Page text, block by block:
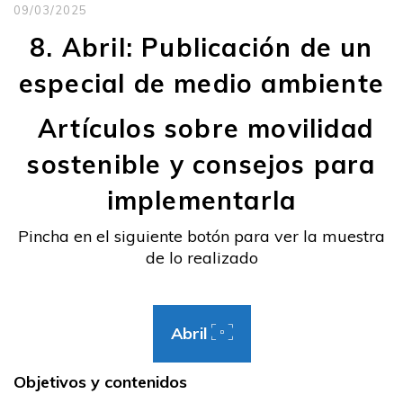
09/03/2025
8. Abril: Publicación de un
especial de medio ambiente
Artículos sobre movilidad
sostenible y consejos para
implementarla
Pincha en el siguiente botón para ver la muestra
de lo realizado
Abril
Objetivos y contenidos